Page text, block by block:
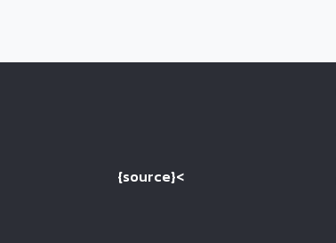
{source}<